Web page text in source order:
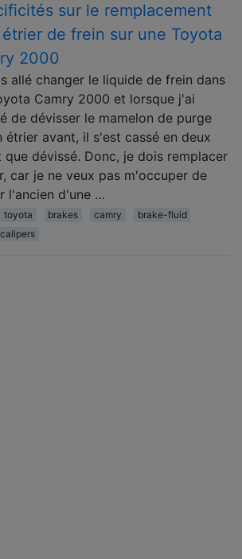
sur le remplacement
de frein sur une Toyota
2000
allé changer le liquide de frein dans
Camry 2000 et lorsque j'ai
de dévisser le mamelon de purge
étrier avant, il s'est cassé en deux
que dévissé. Donc, je dois remplacer
car je ne veux pas m'occuper de
l'ancien d'une …
toyota brakes camry
brake-fluid